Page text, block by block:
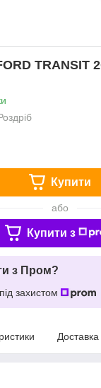
TRANSIT
Купити
або
Купити з
з Пром?
захистом
Доставка